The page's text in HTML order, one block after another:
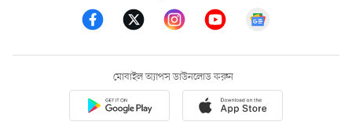
মোবাইল অ্যাপস ডাউনলোড করুন